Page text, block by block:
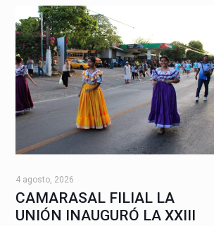
4 agosto, 2026
CAMARASAL FILIAL LA
UNIÓN INAUGURÓ LA XXIII